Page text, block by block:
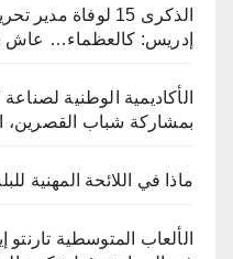
الذكرى 15 لوفاة
إدريس: كالعظماء… عاش
الأكاديمية الوطنية
بمشاركة شباب القصرين،
ماذا في اللائحة المهنية